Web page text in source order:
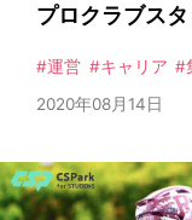
モチベーショ
インタビュー
振興
分析 コ
自己分析
プロクラブス
運営 キャリア
2020年08月14日